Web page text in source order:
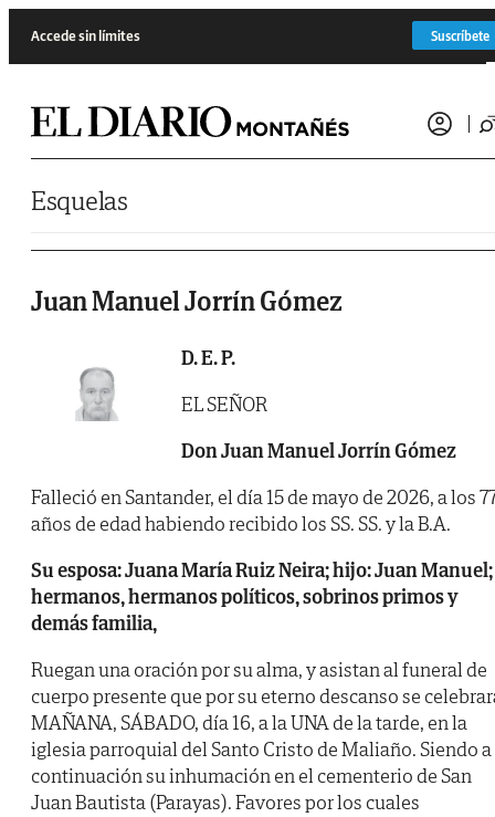
Accede sin límites Suscríbete
Esquelas
Juan Manuel Jorrín Gómez
D. E. P.
EL SEÑOR
Don Juan Manuel Jorrín Gómez
Falleció en Santander, el día 15 de mayo de 2026, a los
años de edad habiendo recibido los SS. SS. y la B.A.
Su esposa: Juana María Ruiz Neira; hijo: Juan Manuel;
hermanos, hermanos políticos, sobrinos primos y
demás familia,
Ruegan una oración por su alma, y asistan al funeral de
cuerpo presente que por su eterno descanso se
MAÑANA, SÁBADO, día 16, a la UNA de la tarde, en la
iglesia parroquial del Santo Cristo de Maliaño. Siendo a
continuación su inhumación en el cementerio de San
Juan Bautista (Parayas). Favores por los cuales